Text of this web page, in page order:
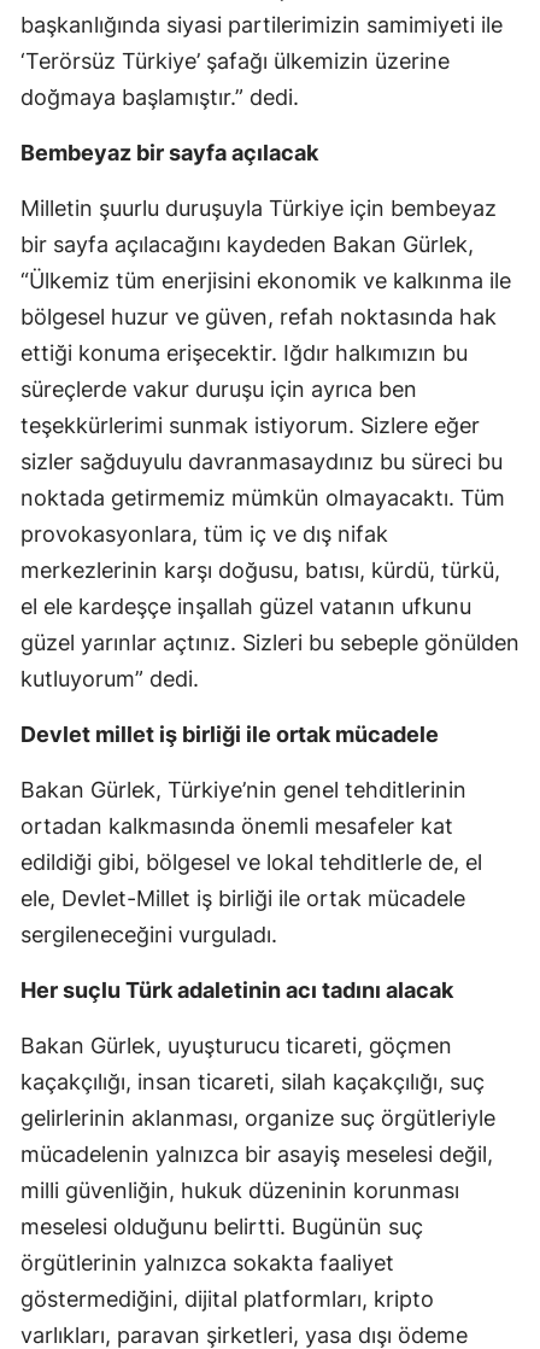
başkanlığında siyasi partilerimizin samimiyeti ile
‘Terörsüz Türkiye’ şafağı ülkemizin üzerine
doğmaya başlamıştır.” dedi.
Bembeyaz bir sayfa açılacak
Milletin şuurlu duruşuyla Türkiye için bembeyaz
bir sayfa açılacağını kaydeden Bakan Gürlek,
“Ülkemiz tüm enerjisini ekonomik ve kalkınma ile
bölgesel huzur ve güven, refah noktasında hak
ettiği konuma erişecektir. Iğdır halkımızın bu
süreçlerde vakur duruşu için ayrıca ben
teşekkürlerimi sunmak istiyorum. Sizlere eğer
sizler sağduyulu davranmasaydınız bu süreci bu
noktada getirmemiz mümkün olmayacaktı. Tüm
provokasyonlara, tüm iç ve dış nifak
merkezlerinin karşı doğusu, batısı, kürdü, türkü,
el ele kardeşçe inşallah güzel vatanın ufkunu
güzel yarınlar açtınız. Sizleri bu sebeple gönülden
kutluyorum” dedi.
Devlet millet iş birliği ile ortak mücadele
Bakan Gürlek, Türkiye’nin genel tehditlerinin
ortadan kalkmasında önemli mesafeler kat
edildiği gibi, bölgesel ve lokal tehditlerle de, el
ele, Devlet-Millet iş birliği ile ortak mücadele
sergileneceğini vurguladı.
Her suçlu Türk adaletinin acı tadını alacak
Bakan Gürlek, uyuşturucu ticareti, göçmen
kaçakçılığı, insan ticareti, silah kaçakçılığı, suç
gelirlerinin aklanması, organize suç örgütleriyle
mücadelenin yalnızca bir asayiş meselesi değil,
milli güvenliğin, hukuk düzeninin korunması
meselesi olduğunu belirtti. Bugünün suç
örgütlerinin yalnızca sokakta faaliyet
göstermediğini, dijital platformları, kripto
varlıkları, paravan şirketleri, yasa dışı ödeme